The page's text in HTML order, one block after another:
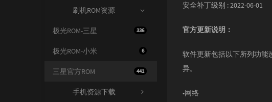
刷机ROM资源
336
极光ROM-三星
6
极光ROM-小米
441
三星官方ROM
手机资源下载
安全补丁级别 : 2022-06-01
官方更新说明：
软件更新包括以下所列功
异。
•网络